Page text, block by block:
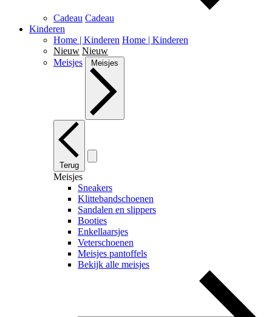
Cadeau Cadeau
Kinderen
Home | Kinderen Home | Kinderen
Nieuw Nieuw
Meisjes
Meisjes
Terug
Meisjes
Sneakers
Klittebandschoenen
Sandalen en slippers
Booties
Enkellaarsjes
Veterschoenen
Meisjes pantoffels
Bekijk alle meisjes